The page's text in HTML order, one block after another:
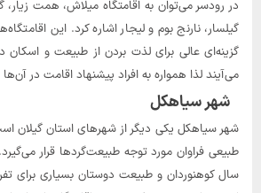
در رودسر می‌توان به اقامتگاه میلاش، همت زیار،
گیلسار، نارنج بوم و لیجار اشاره کرد. این
گزینه‌ای عالی برای لذت بردن از طبیعت و
می‌آیند لذا همواره به افراد پیشنهاد اقامت در
شهر سیاهکل
شهر سیاهکل یکی دیگر از شهرهای استان گیلان
طبیعی فراوان مورد توجه طبیعت‌گردها قرار
سال کوهنوردان و طبیعت دوستان بسیاری برای